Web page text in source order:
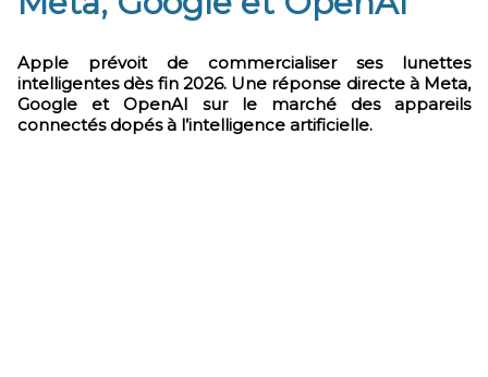
Apple prévoit de commercialiser ses lunettes
intelligentes dès fin 2026. Une réponse directe à Meta,
Google et OpenAI sur le marché des appareils
connectés dopés à l’intelligence artificielle.